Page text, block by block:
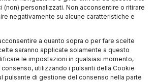
(non) personalizzati. Non acconsentire o ritirare
negativamente su alcune caratteristiche e
a quanto sopra o per fare scelte
saranno applicate solamente a questo
le impostazioni in qualsiasi momento,
utilizzando i pulsanti della Cookie
pulsante di gestione del consenso nella parte
2025 non è solo una
, ma anche una
del cinema stia evolvendo in
più digitale e interconnesso.